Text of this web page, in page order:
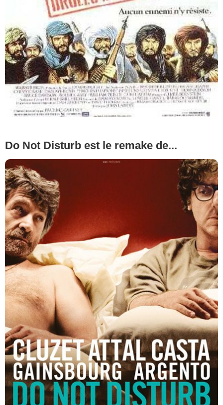
Do Not Disturb est le remake de...